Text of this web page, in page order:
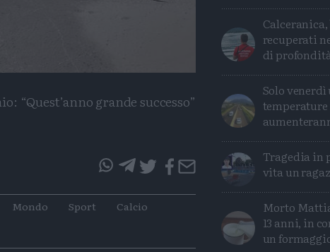
“Quest’anno grande successo”
Condividi
articoloarticolo
Mondo Sport
Calcio
recuperati
di
Solo venerdì
temperature
Tragedia in
vita un
Morto
13 anni, in
un